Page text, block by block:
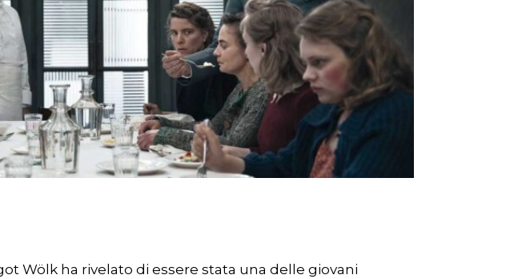
Wölk ha rivelato di essere stata una delle giovani